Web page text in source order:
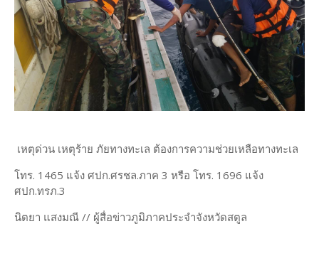
เหตุด่วน เหตุร้าย ภัยทางทะเล ต้องการความช่วยเหลือทางทะเล
โทร. 1465 แจ้ง ศปก.ศรชล.ภาค 3 หรือ โทร. 1696 แจ้ง
ศปก.ทรภ.3
นิตยา แสงมณี // ผู้สื่อข่าวภูมิภาคประจำจังหวัดสตูล